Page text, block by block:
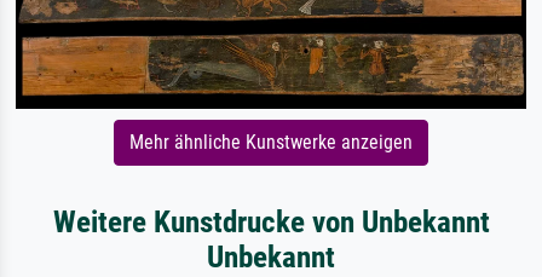
Mehr ähnliche Kunstwerke anzeigen
Weitere Kunstdrucke von Unbekannt
Unbekannt